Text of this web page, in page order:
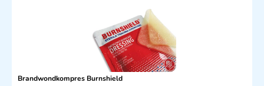
Brandwondkompres Burnshield